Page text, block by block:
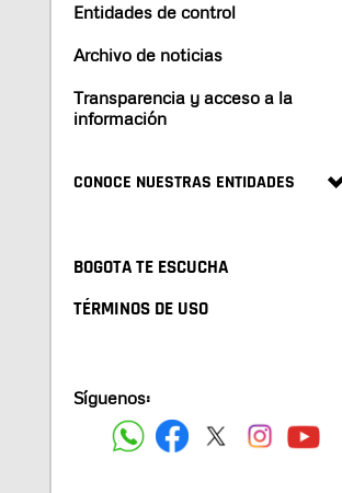
Entidades de control
Archivo de noticias
Transparencia y acceso a la
información
CONOCE NUESTRAS ENTIDADES
BOGOTA TE ESCUCHA
TÉRMINOS DE USO
Síguenos: